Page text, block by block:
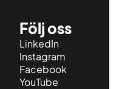
Följ oss
LinkedIn
Instagram
Facebook
YouTube